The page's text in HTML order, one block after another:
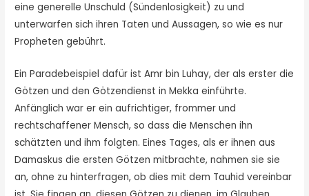
eine generelle Unschuld (Sündenlosigkeit) zu und
unterwarfen sich ihren Taten und Aussagen, so wie es nur
Propheten gebührt.
Ein Paradebeispiel dafür ist Amr bin Luhay, der als erster die
Götzen und den Götzendienst in Mekka einführte.
Anfänglich war er ein aufrichtiger, frommer und
rechtschaffener Mensch, so dass die Menschen ihn
schätzten und ihm folgten. Eines Tages, als er ihnen aus
Damaskus die ersten Götzen mitbrachte, nahmen sie sie
an, ohne zu hinterfragen, ob dies mit dem Tauhid vereinbar